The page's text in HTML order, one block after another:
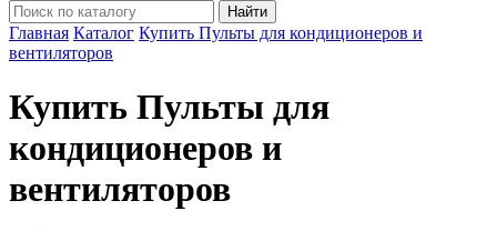
Найти
Главная Каталог Купить Пульты для кондиционеров и
вентиляторов
Купить Пульты для
кондиционеров и
вентиляторов